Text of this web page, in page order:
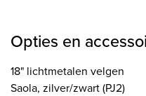
Opties en
18" lichtmetalen velgen
Saola, zilver/zwart (PJ2)